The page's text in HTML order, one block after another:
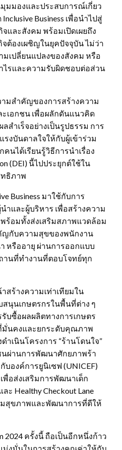
มมองและประสบการณ์เกี่ยว
Business เพื่อนำไปสู่
และสังคม พร้อมเปิดเผยถึง
ต้องเผชิญในยุคปัจจุบัน ไม่ว่า
มเปลี่ยนแปลงของสังคม หรือ
ไรและความรับผิดชอบต่อส่วน
มสำคัญของการสร้างความ
เอกชน เพื่อผลักดันแนวคิด
ลสำเร็จอย่างเป็นรูปธรรม การ
รงบันดาลใจให้กับผู้เข้าร่วม
นได้เรียนรู้วิธีการนำเรื่อง
(DEI) นี้ไปประยุกต์ใช้ใน
ธิภาพ
Business มาใช้กับการ
ำและผู้บริหาร เพื่อสร้างความ
ร้อมทั้งส่งเสริมสภาพแวดล้อม
ญกับความสุขของพนักงาน
หรืออายุ ผ่านการออกแบบ
านที่ทำงานที่ตอบโจทย์ทุก
สร้างความเท่าเทียมใน
นุนเกษตรกรในพื้นที่ต่าง ๆ
บซื้อผลผลิตทางการเกษตร
มั่นคงและยกระดับคุณภาพ
ำเนินโครงการ “ร้านโดนใจ”
นผ่านการพัฒนาศักยภาพร้า
องค์การยูนิเซฟ (UNICEF)
พื่อส่งเสริมการพัฒนาเด็ก
ละ Healthy Checkout Lane
มสุขภาพและพัฒนาการที่ดีให้
2024 ครั้งนี้ ถือเป็นอีกหนึ่งก้าว